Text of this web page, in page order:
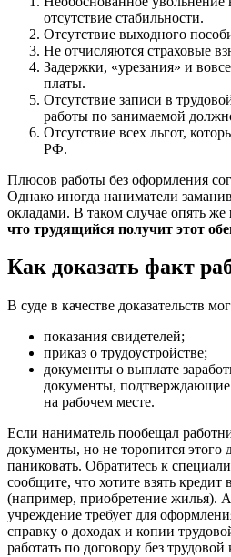
отсутствие стабильности.
Отсутствие выходного
Не отчисляются страховые
Задержки, «урезания» и
платы.
Отсутствие записи в
работы по занимаемой
Отсутствие всех льгот,
РФ.
Плюсов работы без оформления
Однако иногда наниматели
окладами. В таком случае опять же
что трудящийся получит этот
Как доказать факт
В суде в качестве доказательств
показания свидетелей;
приказ о трудоустройстве;
документы о выплате
документы, подтверждающие
на рабочем месте.
Если наниматель пообещал
документы, но не торопится этого
паниковать. Обратитесь к
сообщите, что хотите взять
(например, приобретение жилья).
учреждение требует для
справку о доходах и копии
работать по договору без